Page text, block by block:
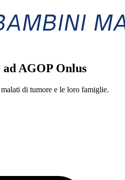
AGOP Onlus
di tumore e le loro famiglie.